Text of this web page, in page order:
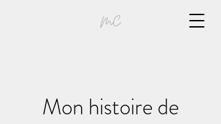
Mon histoire de